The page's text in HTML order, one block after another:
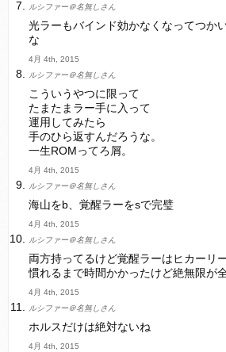
ルシファー＠名無しさん
光ラーもバインド効かなくなってつか
な
4月 4th, 2015
ルシファー＠名無しさん
こういうやつに限って
たまたまラー手に入って
運用してみたら
手のひら返すんだろうな。
一生ROMってろ屑。
4月 4th, 2015
ルシファー＠名無しさん
海山をb、覚醒ラーをsで完璧
4月 4th, 2015
ルシファー＠名無しさん
両方持ってるけど覚醒ラーはヒカーリ
慣れるまで時間かかったけど絶無限が
4月 4th, 2015
ルシファー＠名無しさん
ホルスだけは絶対ないね
4月 4th, 2015